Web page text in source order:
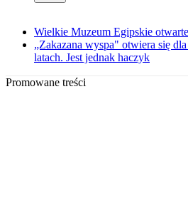
Wielkie Muzeum Egipskie
„Zakazana wyspa" otwiera się
latach. Jest jednak haczyk
Promowane treści